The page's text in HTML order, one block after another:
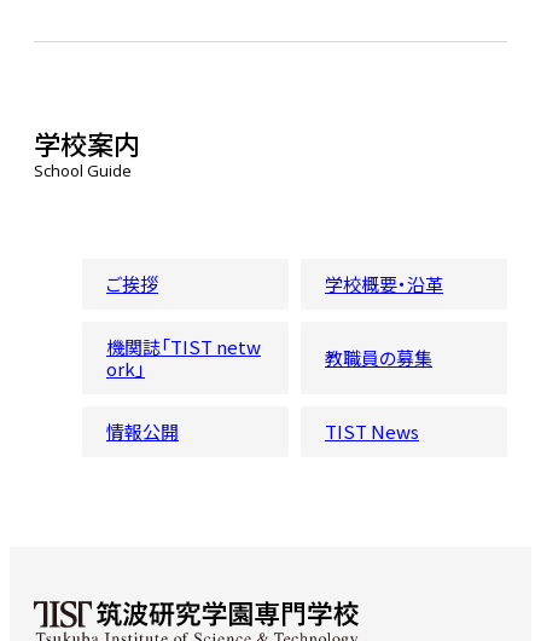
学校案内
School Guide
ご挨拶 学校概要・沿革
機関誌「TIST netw
ork」
教職員の募集
情報公開 TIST News